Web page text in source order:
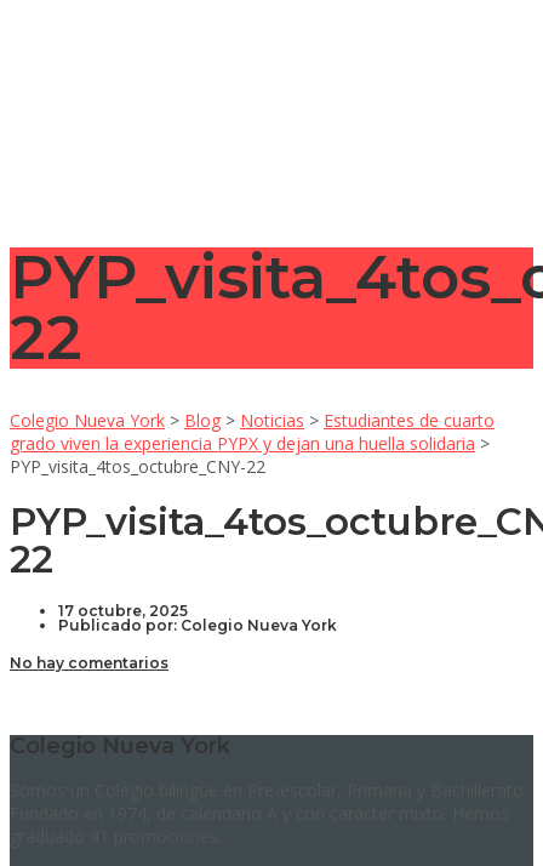
22
Colegio Nueva York > Blog > Noticias > Estudiantes de cuarto
grado viven la experiencia PYPX y dejan una huella solidaria >
PYP_visita_4tos_octubre_CNY-22
22
17 octubre, 2025
Publicado por: Colegio Nueva York
No hay comentarios
Colegio Nueva York